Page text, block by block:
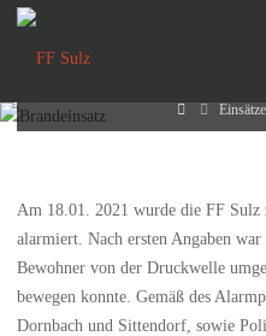
HomeEinsätze
Am 18.01. 2021 wurde die FF Sulz
alarmiert. Nach ersten Angaben
Bewohner von der Druckwelle
bewegen konnte. Gemäß des
Dornbach und Sittendorf, sowie